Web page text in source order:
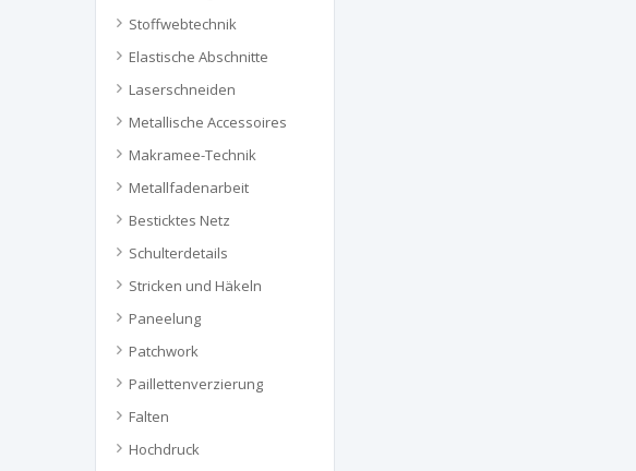
Stoffwebtechnik
Elastische Abschnitte
Laserschneiden
Metallische Accessoires
Makramee-Technik
Metallfadenarbeit
Besticktes Netz
Schulterdetails
Stricken und Häkeln
Paneelung
Patchwork
Paillettenverzierung
Falten
Hochdruck